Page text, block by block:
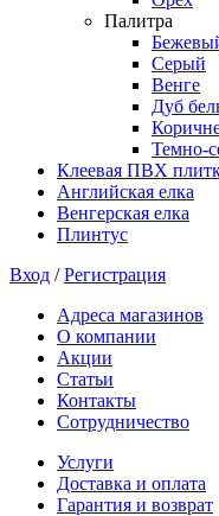
Палитра
Серый
Венге
Дуб
Темно-
Клеевая ПВХ
Английская елка
Венгерская елка
Плинтус
Вход /Регистрация
Адреса магазинов
О компании
Акции
Статьи
Контакты
Сотрудничество
Услуги
Доставка и оплата
Гарантия и возврат